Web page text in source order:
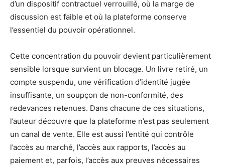
d’un dispositif contractuel verrouillé, où la marge de
discussion est faible et où la plateforme conserve
l’essentiel du pouvoir opérationnel.
Cette concentration du pouvoir devient particulièrement
sensible lorsque survient un blocage. Un livre retiré, un
compte suspendu, une vérification d’identité jugée
insuffisante, un soupçon de non-conformité, des
redevances retenues. Dans chacune de ces situations,
l’auteur découvre que la plateforme n’est pas seulement
un canal de vente. Elle est aussi l’entité qui contrôle
l’accès au marché, l’accès aux rapports, l’accès au
paiement et, parfois, l’accès aux preuves nécessaires